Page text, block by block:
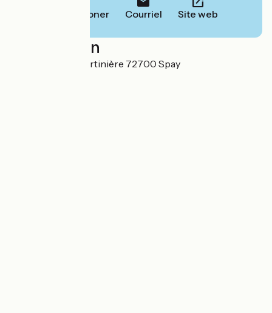
Téléphoner Courriel Site web
Localisation
542 route de la Martinière 72700 Spay